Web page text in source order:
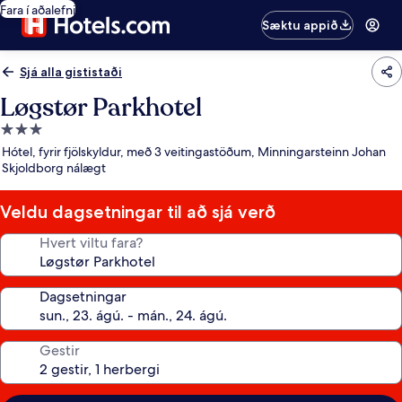
Fara í aðalefni
Sæktu appið
Sjá alla gististaði
Løgstør Parkhotel
3.0
stjörnu
gististaður
Hótel, fyrir fjölskyldur, með 3 veitingastöðum, Minningarsteinn Johan
Skjoldborg nálægt
Veldu dagsetningar til að sjá verð
Hvert viltu fara?
Dagsetningar
Gestir